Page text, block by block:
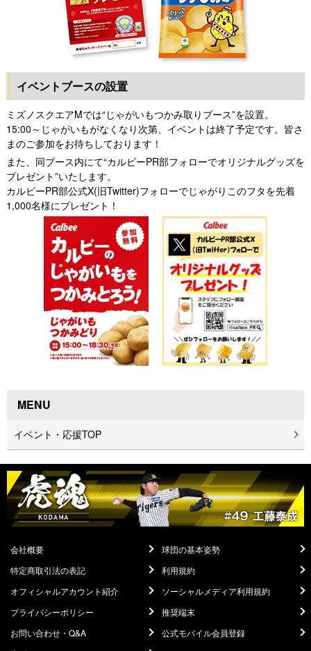
イベントブースの設置
ミズノスクエアMでは“じゃがいもつかみ取りブース”を設置。
15:00～じゃがいもがなくなり次第、イベントは終了予定です。皆さ
まのご参加をお待ちしております！
また、同ブース内にて“カルビーPR部フォローでオリジナルグッズを
プレゼント”いたします。
カルビーPR部公式X(旧Twitter)フォローでじゃがりこのフタを先着
1,000名様にプレゼント！
MENU
イベント・応援TOP
会社概要
球団の基本姿勢
特定商取引法の表記
利用規約
オフィシャルアカウント紹介
ソーシャルメディア利用規約
プライバシーポリシー
推奨端末
お問い合わせ・Q&A
公式モバイル会員登録